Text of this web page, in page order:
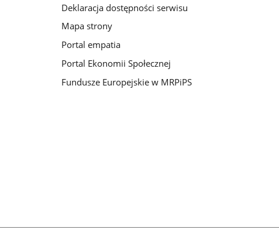
Deklaracja dostępności serwisu
Mapa strony
Portal empatia
Portal Ekonomii Społecznej
Fundusze Europejskie w MRPiPS